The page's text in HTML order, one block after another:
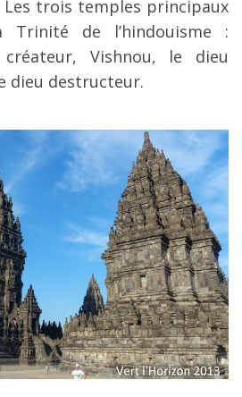
Les trois temples principaux
de l’hindouisme :
Vishnou, le dieu
dieu destructeur.